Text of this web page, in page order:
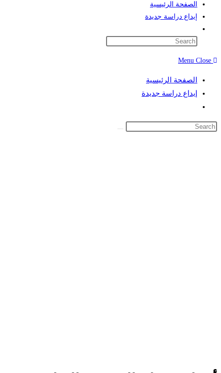
الصفحة الرئيسية
إيداع دراسة جديدة
website
Menu Close
الصفحة الرئيسية
إيداع دراسة جديدة
search